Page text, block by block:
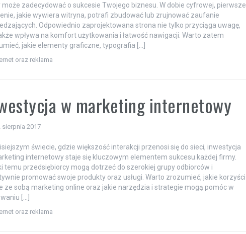
może zadecydować o sukcesie Twojego biznesu. W dobie cyfrowej, pierwsze
jakie wywiera witryna, potrafi zbudować lub zrujnować zaufanie
Odpowiednio zaprojektowana strona nie tylko przyciąga uwagę,
wpływa na komfort użytkowania i łatwość nawigacji. Warto zatem
jakie elementy graficzne, typografia […]
oraz reklama
w marketing internetowy
sierpnia 2017
świecie, gdzie większość interakcji przenosi się do sieci, inwestycja
internetowy staje się kluczowym elementem sukcesu każdej firmy.
temu przedsiębiorcy mogą dotrzeć do szerokiej grupy odbiorców i
promować swoje produkty oraz usługi. Warto zrozumieć, jakie korzyści
ze sobą marketing online oraz jakie narzędzia i strategie mogą pomóc w
[…]
oraz reklama